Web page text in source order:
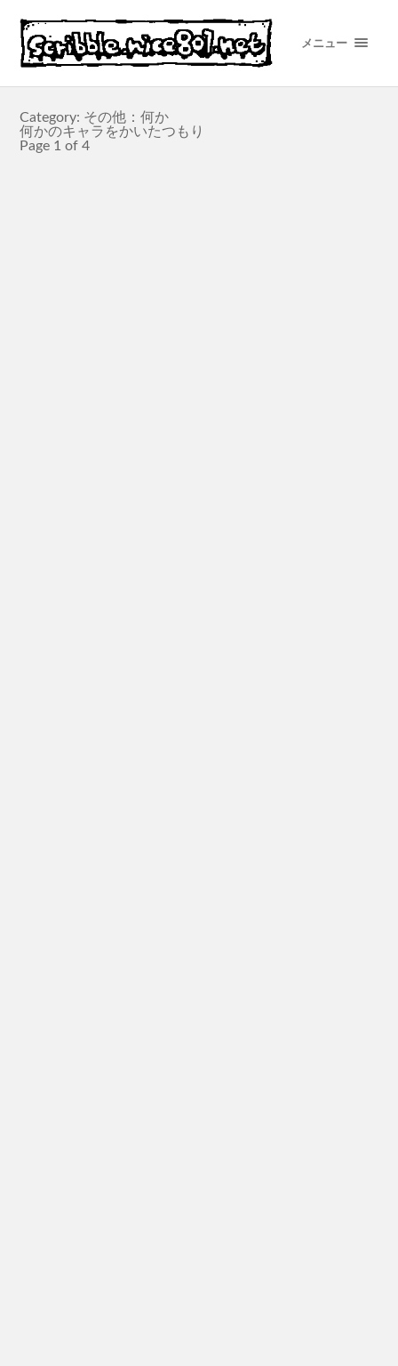
メニュー
Category: その他：何か
何かのキャラをかいたつもり
Page 1 of 4